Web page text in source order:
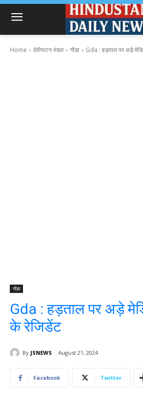
Home देवीपाटन मंडल गोंडा Gda : हड़ताल पर अड़े
गोंडा
Gda : हड़ताल पर अड़े
के रेजिडेंट
By JSNEWS August 21, 2024
Facebook Twitter